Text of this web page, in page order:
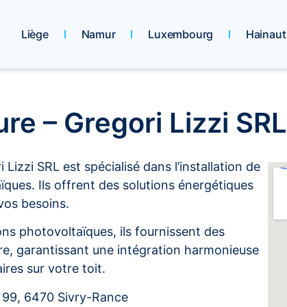
Liège Namur Luxembourg Hainaut
– Gregori Lizzi SRL
Lizzi SRL est spécialisé dans l’installation de
Ils offrent des solutions énergétiques
besoins.
photovoltaïques, ils fournissent des
garantissant une intégration harmonieuse
sur votre toit.
99, 6470 Sivry-Rance